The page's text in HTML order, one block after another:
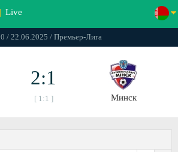
| Live
/ 22.06.2025 / Премьер-Лига
2:1
[ 1:1 ] Минск